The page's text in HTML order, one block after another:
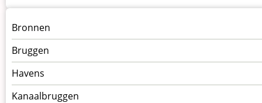
Menu
kunstwerken
op
kunstwerkpagina
Bronnen
Bruggen
Havens
Kanaalbruggen